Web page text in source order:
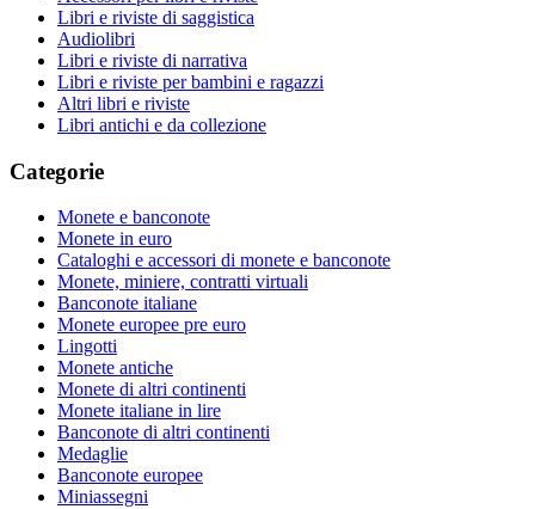
Libri e riviste di saggistica
Audiolibri
Libri e riviste di narrativa
Libri e riviste per bambini e ragazzi
Altri libri e riviste
Libri antichi e da collezione
Categorie
Monete e banconote
Monete in euro
Cataloghi e accessori di monete e banconote
Monete, miniere, contratti virtuali
Banconote italiane
Monete europee pre euro
Lingotti
Monete antiche
Monete di altri continenti
Monete italiane in lire
Banconote di altri continenti
Medaglie
Banconote europee
Miniassegni